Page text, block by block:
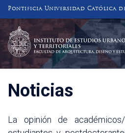
Pontificia Universidad Católica
INSTITUTO DE
Y TERRITORIALES
FACULTAD DE ARQUITECTURA,
Noticias
La opinión de académicos/